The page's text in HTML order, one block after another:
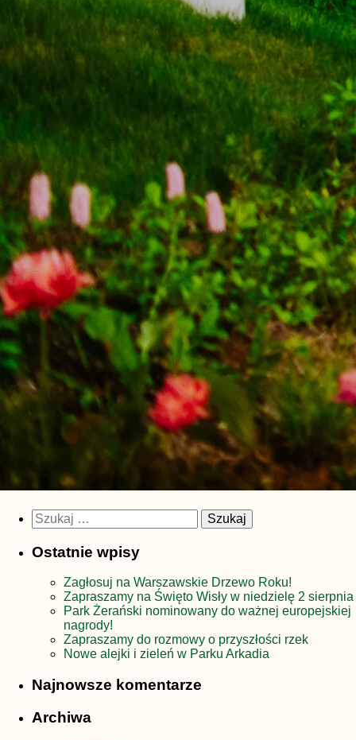
Szukaj:
Ostatnie wpisy
Zagłosuj na Warszawskie Drzewo Roku!
Zapraszamy na Święto Wisły w niedzielę 2 sierpnia
Park Żerański nominowany do ważnej europejskiej
nagrody!
Zapraszamy do rozmowy o przyszłości rzek
Nowe alejki i zieleń w Parku Arkadia
Najnowsze komentarze
Archiwa